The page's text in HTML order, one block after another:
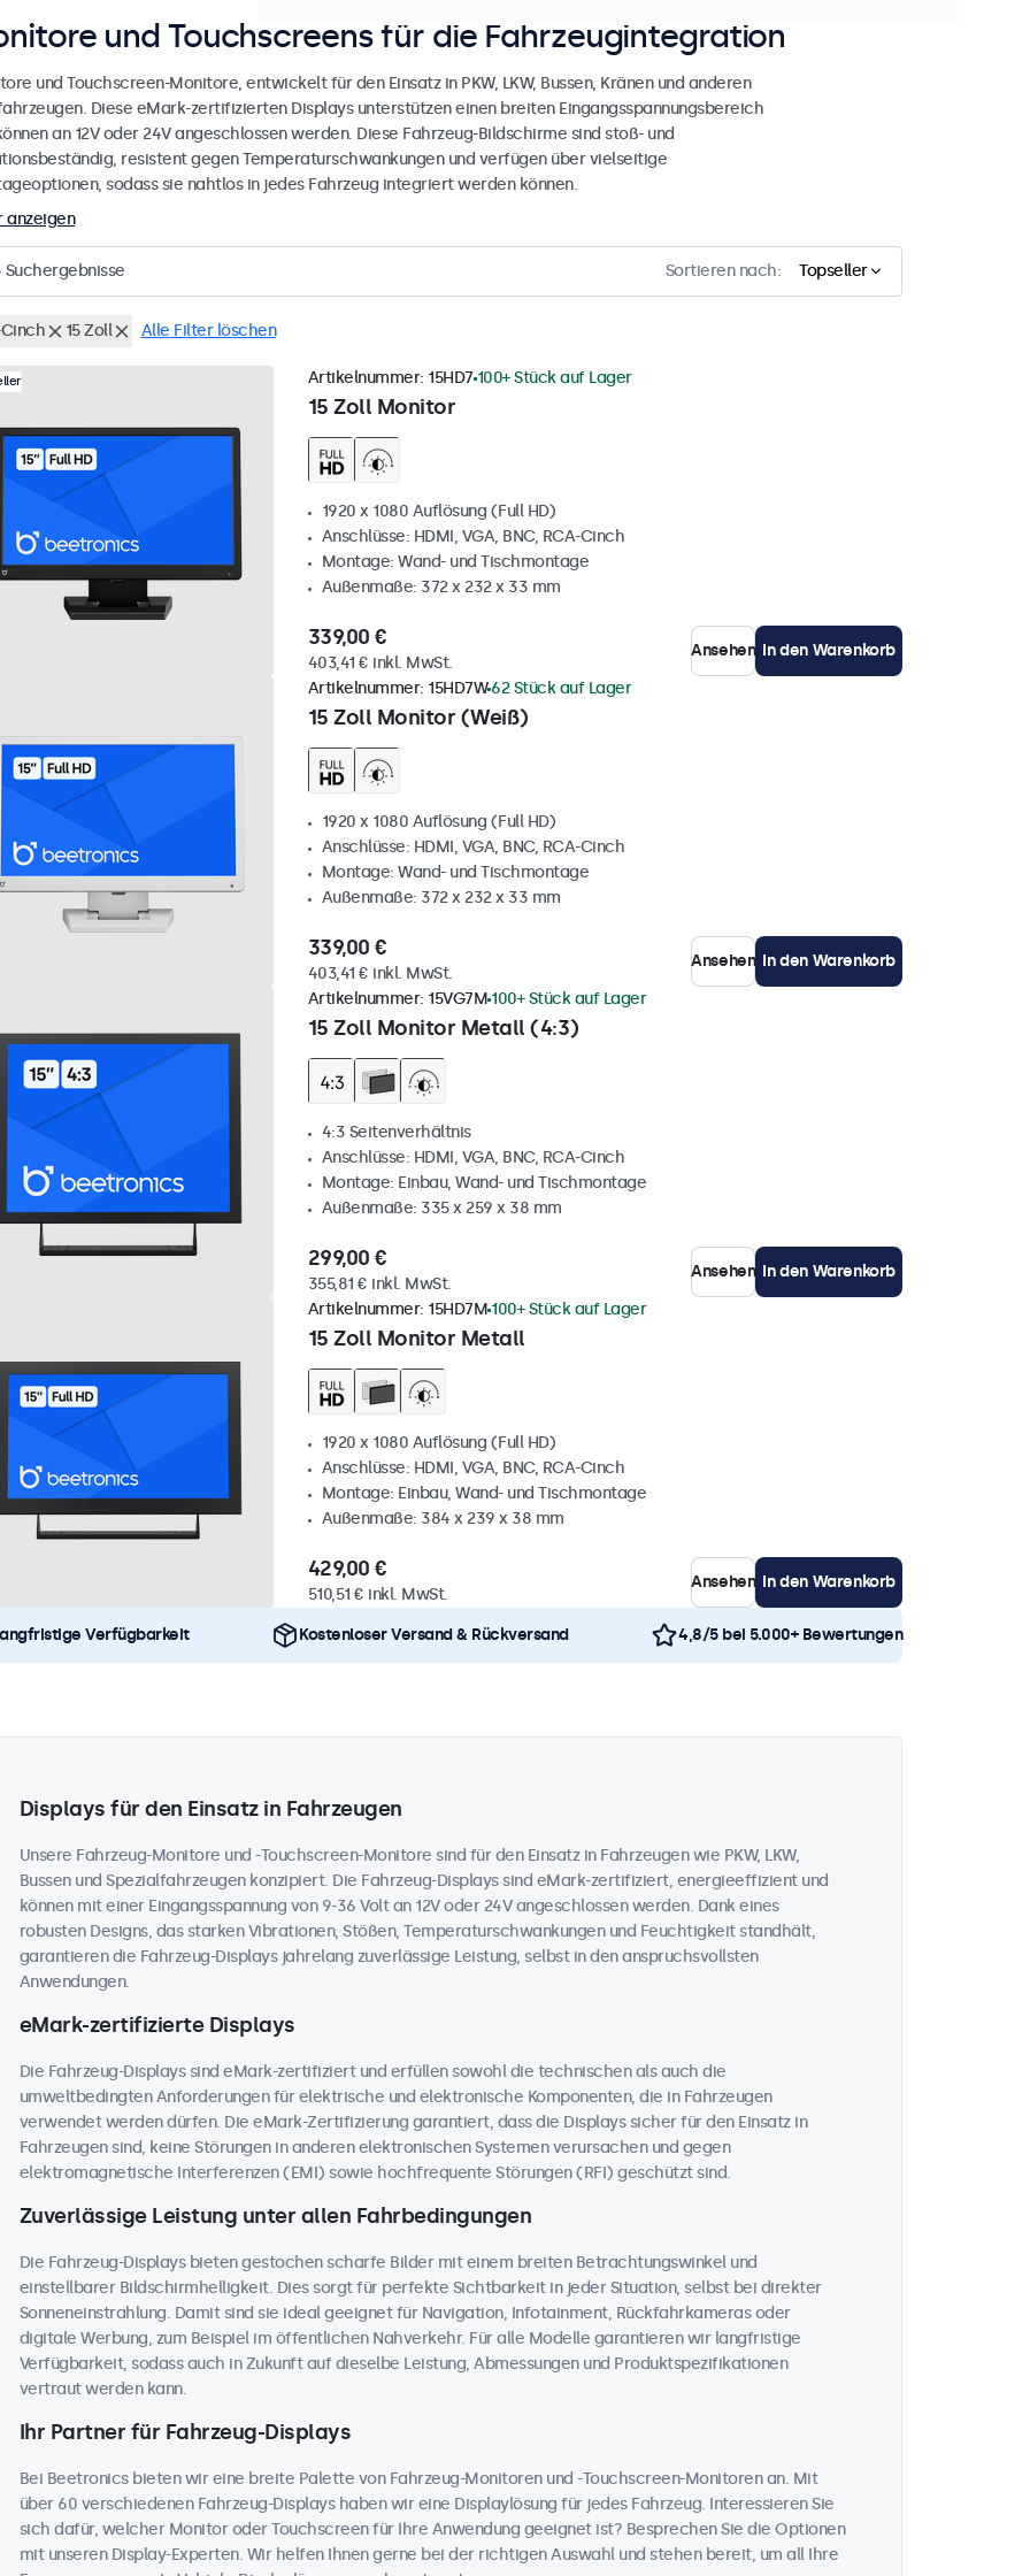
und Touchscreens für die Fahrzeugintegration
und Touchscreen-Monitore, entwickelt für den Einsatz in PKW, LKW, Bussen, Kränen und anderen
Diese eMark-zertifizierten Displays unterstützen einen breiten Eingangsspannungsbereich
an 12V oder 24V angeschlossen werden. Diese Fahrzeug-Bildschirme sind stoß- und
resistent gegen Temperaturschwankungen und verfügen über vielseitige
sodass sie nahtlos in jedes Fahrzeug integriert werden können.
anzeigen
Suchergebnisse Sortieren nach: Topseller
15 Zoll Alle Filter löschen
15 Zoll Monitor
Artikelnummer: 15HD7 100+ Stück auf Lager
1920 x 1080 Auflösung (Full HD)
Anschlüsse: HDMI, VGA, BNC, RCA-Cinch
Montage: Wand- und Tischmontage
Außenmaße: 372 x 232 x 33 mm
339,00 €
403,41 € inkl. MwSt.
Ansehen In den Warenkorb
15 Zoll Monitor (Weiß)
Artikelnummer: 15HD7W 62 Stück auf Lager
1920 x 1080 Auflösung (Full HD)
Anschlüsse: HDMI, VGA, BNC, RCA-Cinch
Montage: Wand- und Tischmontage
Außenmaße: 372 x 232 x 33 mm
339,00 €
403,41 € inkl. MwSt.
Ansehen In den Warenkorb
15 Zoll Monitor Metall (4:3)
Artikelnummer: 15VG7M 100+ Stück auf Lager
4:3 Seitenverhältnis
Anschlüsse: HDMI, VGA, BNC, RCA-Cinch
Montage: Einbau, Wand- und Tischmontage
Außenmaße: 335 x 259 x 38 mm
299,00 €
355,81 € inkl. MwSt.
Ansehen In den Warenkorb
15 Zoll Monitor Metall
Artikelnummer: 15HD7M 100+ Stück auf Lager
1920 x 1080 Auflösung (Full HD)
Anschlüsse: HDMI, VGA, BNC, RCA-Cinch
Montage: Einbau, Wand- und Tischmontage
Außenmaße: 384 x 239 x 38 mm
429,00 €
510,51 € inkl. MwSt.
Ansehen In den Warenkorb
Verfügbarkeit Kostenloser Versand & Rückversand 4,8/5 bei 5.000+ Bewertungen
Displays für den Einsatz in Fahrzeugen
Unsere Fahrzeug-Monitore und -Touchscreen-Monitore sind für den Einsatz in Fahrzeugen wie PKW, LKW,
Bussen und Spezialfahrzeugen konzipiert. Die Fahrzeug-Displays sind eMark-zertifiziert, energieeffizient und
können mit einer Eingangsspannung von 9-36 Volt an 12V oder 24V angeschlossen werden. Dank eines
robusten Designs, das starken Vibrationen, Stößen, Temperaturschwankungen und Feuchtigkeit standhält,
garantieren die Fahrzeug-Displays jahrelang zuverlässige Leistung, selbst in den anspruchsvollsten
Anwendungen.
eMark-zertifizierte Displays
Die Fahrzeug-Displays sind eMark-zertifiziert und erfüllen sowohl die technischen als auch die
umweltbedingten Anforderungen für elektrische und elektronische Komponenten, die in Fahrzeugen
verwendet werden dürfen. Die eMark-Zertifizierung garantiert, dass die Displays sicher für den Einsatz in
Fahrzeugen sind, keine Störungen in anderen elektronischen Systemen verursachen und gegen
elektromagnetische Interferenzen (EMI) sowie hochfrequente Störungen (RFI) geschützt sind.
Zuverlässige Leistung unter allen Fahrbedingungen
Die Fahrzeug-Displays bieten gestochen scharfe Bilder mit einem breiten Betrachtungswinkel und
einstellbarer Bildschirmhelligkeit. Dies sorgt für perfekte Sichtbarkeit in jeder Situation, selbst bei direkter
Sonneneinstrahlung. Damit sind sie ideal geeignet für Navigation, Infotainment, Rückfahrkameras oder
digitale Werbung, zum Beispiel im öffentlichen Nahverkehr. Für alle Modelle garantieren wir langfristige
Verfügbarkeit, sodass auch in Zukunft auf dieselbe Leistung, Abmessungen und Produktspezifikationen
vertraut werden kann.
Ihr Partner für Fahrzeug-Displays
Bei Beetronics bieten wir eine breite Palette von Fahrzeug-Monitoren und -Touchscreen-Monitoren an. Mit
über 60 verschiedenen Fahrzeug-Displays haben wir eine Displaylösung für jedes Fahrzeug. Interessieren Sie
sich dafür, welcher Monitor oder Touchscreen für Ihre Anwendung geeignet ist? Besprechen Sie die Optionen
mit unseren Display-Experten. Wir helfen Ihnen gerne bei der richtigen Auswahl und stehen bereit, um all Ihre